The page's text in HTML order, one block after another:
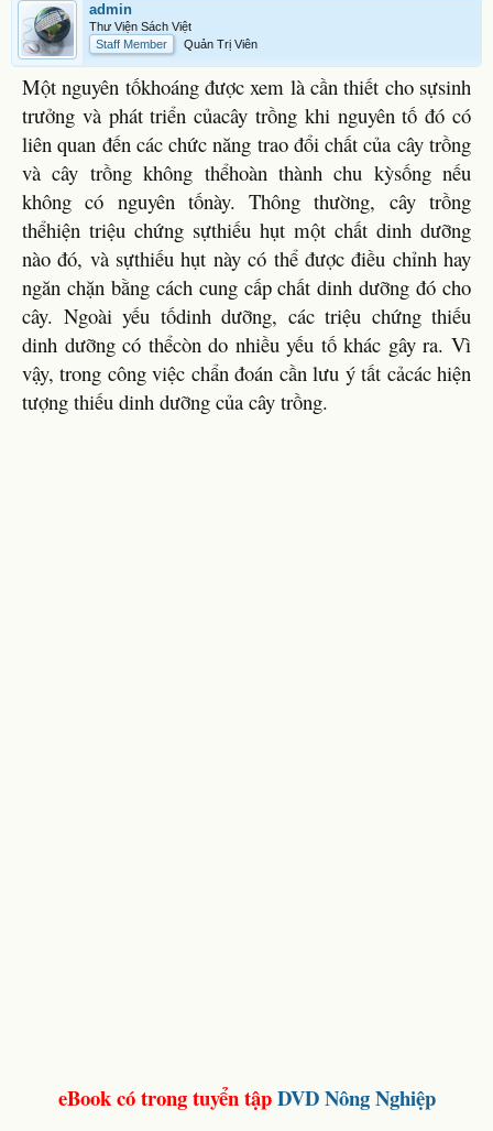
admin
Thư Viện Sách Việt
Staff Member
Quản Trị Viên
Một nguyên tốkhoáng được xem là cần thiết cho sựsinh
trưởng và phát triển củacây trồng khi nguyên tố đó có
liên quan đến các chức năng trao đổi chất của cây trồng
và cây trồng không thểhoàn thành chu kỳsống nếu
không có nguyên tốnày. Thông thường, cây trồng
thểhiện triệu chứng sựthiếu hụt một chất dinh dưỡng
nào đó, và sựthiếu hụt này có thể được điều chỉnh hay
ngăn chặn bằng cách cung cấp chất dinh dưỡng đó cho
cây. Ngoài yếu tốdinh dưỡng, các triệu chứng thiếu
dinh dưỡng có thểcòn do nhiều yếu tố khác gây ra. Vì
vậy, trong công việc chẩn đoán cần lưu ý tất cảcác hiện
tượng thiếu dinh dưỡng của cây trồng.
eBook có trong tuyển tậpDVD Nông Nghiệp